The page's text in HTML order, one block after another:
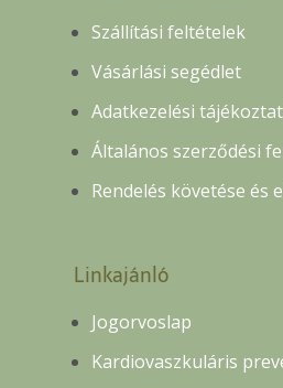
Szállítási feltételek
Vásárlási segédlet
Adatkezelési
Általános szerződési
Rendelés követése és
Linkajánló
Jogorvoslap
Kardiovaszkuláris